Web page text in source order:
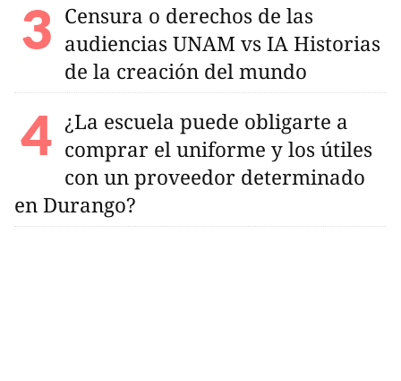
Censura o derechos de las
audiencias UNAM vs IA Historias
de la creación del mundo
¿La escuela puede obligarte a
comprar el uniforme y los útiles
con un proveedor determinado
en Durango?